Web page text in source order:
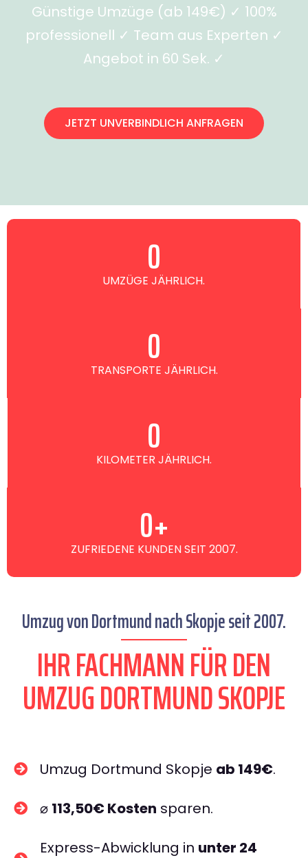
Günstige Umzüge (ab 149€) ✓ 100%
professionell ✓ Team aus Experten ✓
Angebot in 60 Sek. ✓
JETZT UNVERBINDLICH ANFRAGEN
UMZÜGE JÄHRLICH.
0
TRANSPORTE JÄHRLICH.
0
KILOMETER JÄHRLICH.
0
ZUFRIEDENE KUNDEN SEIT 2007.
0+
Umzug von Dortmund nach Skopje seit 2007.
IHR FACHMANN FÜR DEN
UMZUG DORTMUND SKOPJE
Umzug Dortmund Skopje ab 149€.
⌀ 113,50€ Kosten sparen.
Express-Abwicklung in unter 24